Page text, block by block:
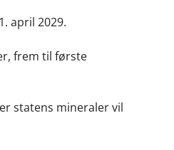
april 2029.
frem til første
statens mineraler vil